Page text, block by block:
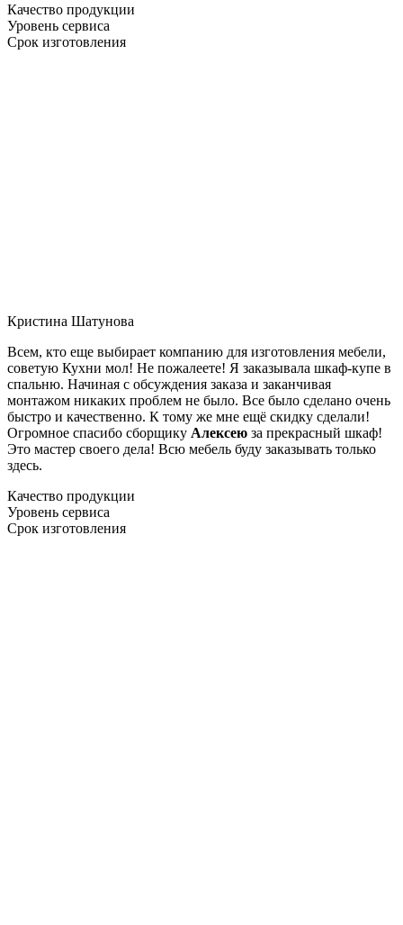
Качество продукции
Уровень сервиса
Срок изготовления
Кристина Шатунова
Всем, кто еще выбирает компанию для изготовления мебели,
советую Кухни мол! Не пожалеете! Я заказывала шкаф-купе в
спальню. Начиная с обсуждения заказа и заканчивая
монтажом никаких проблем не было. Все было сделано очень
быстро и качественно. К тому же мне ещё скидку сделали!
Огромное спасибо сборщику Алексею за прекрасный шкаф!
Это мастер своего дела! Всю мебель буду заказывать только
здесь.
Качество продукции
Уровень сервиса
Срок изготовления